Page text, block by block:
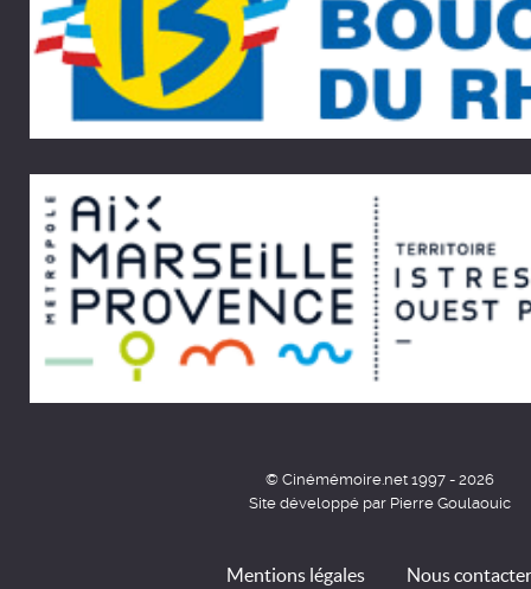
© Cinémémoire.net 1997 - 2026
Site développé par Pierre Goulaouic
Mentions légales Nous contacter